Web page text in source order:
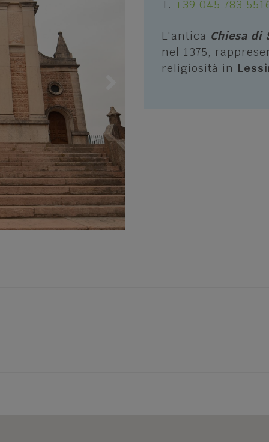
Selva di Progno
Velo Veronese
percorsi
- Quad
Lessinia
sport invernali
cielo aperto
sportive e Guide
T. +39 045 783
L'antica Chiesa di
nel 1375,
religiosità in